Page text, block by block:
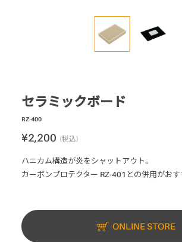
セラミックボード
RZ-400
¥2,200 (税込)
ハニカム構造が炎をシャットアウト。
カーボンプロテクター RZ-401との併用がおす
ONLINE STORE